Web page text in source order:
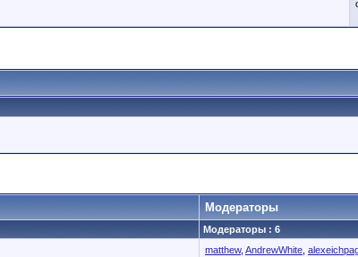
Модераторы
Модераторы : 6
matthew, AndrewWhite